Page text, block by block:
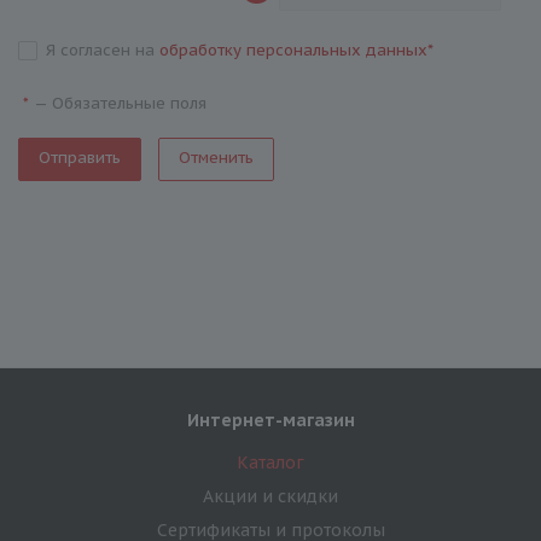
Я согласен на обработку персональных данных*
* — Обязательные поля
Отменить
Интернет-магазин
Каталог
Акции и скидки
Сертификаты и протоколы